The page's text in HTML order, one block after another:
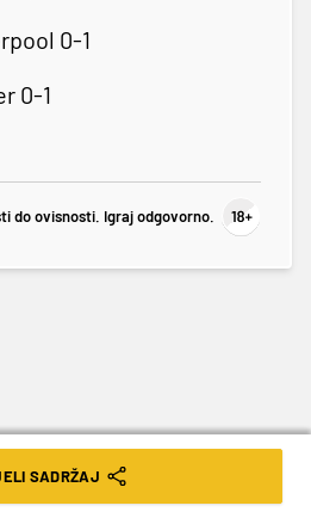
0-1
0-1
do ovisnosti. Igraj odgovorno.
SADRŽAJ